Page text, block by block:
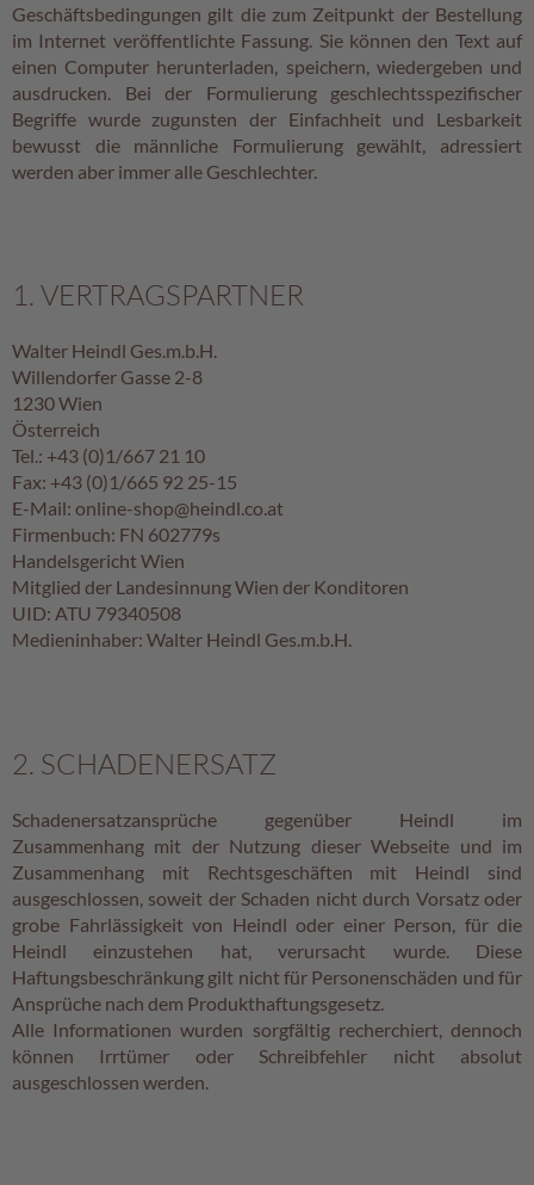
S
c
h
o
k
M
a
k
t
i
o
n
e
n
S
o
m
m
e
l
n
e
n
T
a
f
e
l
s
c
o
Geschäftsbedingungen gilt die zum Zeitpunkt der Bestellung
im Internet veröffentlichte Fassung. Sie können den Text auf
einen Computer herunterladen, speichern, wiedergeben und
ausdrucken. Bei der Formulierung geschlechtsspezifischer
Begriffe wurde zugunsten der Einfachheit und Lesbarkeit
bewusst die männliche Formulierung gewählt, adressiert
werden aber immer alle Geschlechter.
1. VERTRAGSPARTNER
Walter Heindl Ges.m.b.H.
Willendorfer Gasse 2-8
1230 Wien
Österreich
Tel.: +43 (0)1/667 21 10
Fax: +43 (0)1/665 92 25-15
E-Mail: online-shop@heindl.co.at
Firmenbuch: FN 602779s
Handelsgericht Wien
Mitglied der Landesinnung Wien der Konditoren
UID: ATU 79340508
Medieninhaber: Walter Heindl Ges.m.b.H.
2. SCHADENERSATZ
Schadenersatzansprüche gegenüber Heindl im
Zusammenhang mit der Nutzung dieser Webseite und im
Zusammenhang mit Rechtsgeschäften mit Heindl sind
ausgeschlossen, soweit der Schaden nicht durch Vorsatz oder
grobe Fahrlässigkeit von Heindl oder einer Person, für die
Heindl einzustehen hat, verursacht wurde. Diese
Haftungsbeschränkung gilt nicht für Personenschäden und für
Ansprüche nach dem Produkthaftungsgesetz.
Alle Informationen wurden sorgfältig recherchiert, dennoch
können Irrtümer oder Schreibfehler nicht absolut
ausgeschlossen werden.